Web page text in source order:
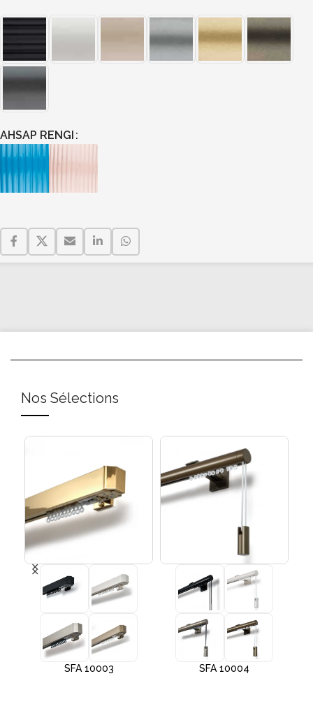
AHSAP RENGI
Nos Sélections
SFA 10003 SFA 10004